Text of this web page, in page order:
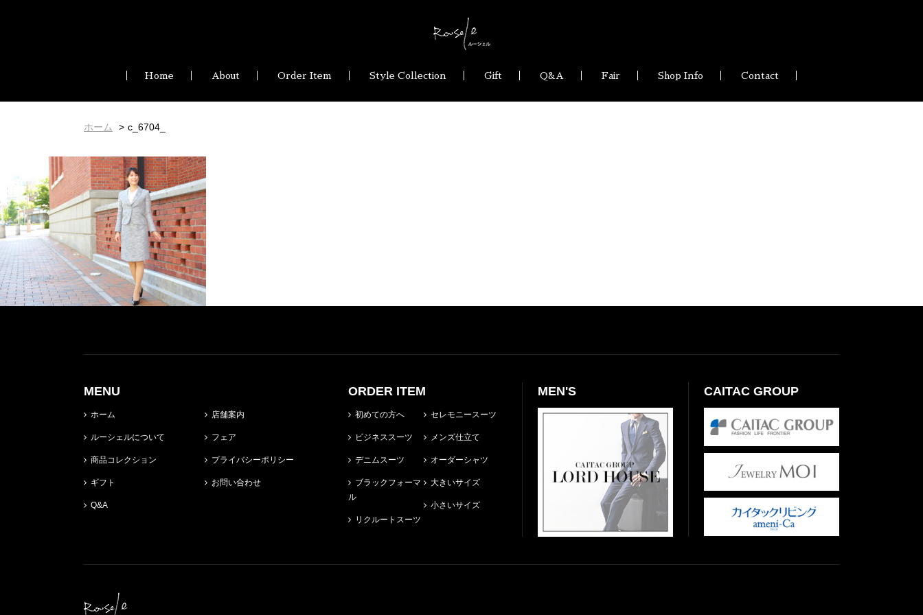
Home About Order Item Style Collection Gift Q&A Fair Shop Info Contact
ホーム c_6704_
MENU
ホーム
ルーシェルについて
商品コレクション
ギフト
Q&A
店舗案内
フェア
プライバシーポリシー
お問い合わせ
ORDER ITEM
初めての方へ
ビジネススーツ
デニムスーツ
ブラックフォーマ
ル
リクルートスーツ
セレモニースーツ
メンズ仕立て
オーダーシャツ
大きいサイズ
小さいサイズ
MEN'S CAITAC GROUP